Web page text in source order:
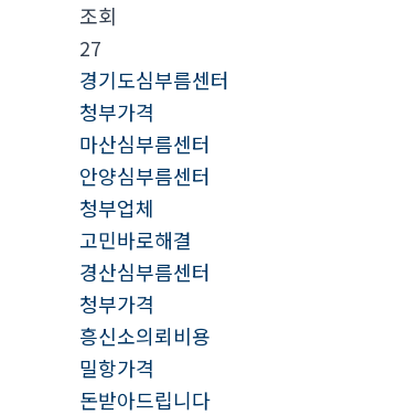
조회
27
경기도심부름센터
청부가격
마산심부름센터
안양심부름센터
청부업체
고민바로해결
경산심부름센터
청부가격
흥신소의뢰비용
밀항가격
돈받아드립니다